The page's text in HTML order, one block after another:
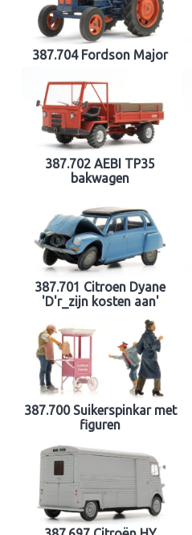
387.704 Fordson Major
387.702 AEBI TP35
bakwagen
387.701 Citroen Dyane
'D'r_zijn kosten aan'
387.700 Suikerspinkar met
figuren